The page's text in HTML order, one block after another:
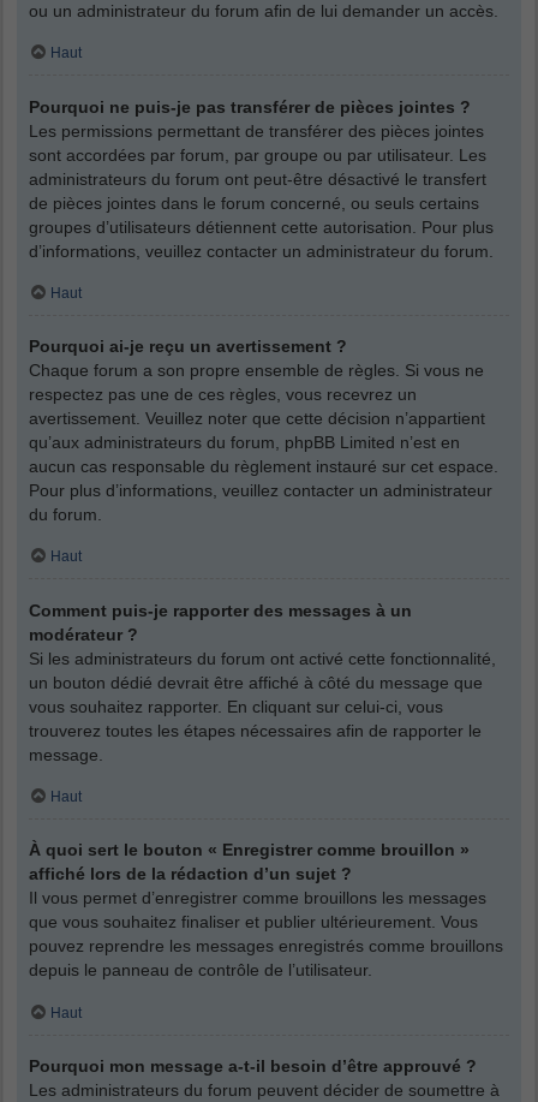
ou un administrateur du forum afin de lui demander un accès.
Haut
Pourquoi ne puis-je pas transférer de pièces jointes ?
Les permissions permettant de transférer des pièces jointes
sont accordées par forum, par groupe ou par utilisateur. Les
administrateurs du forum ont peut-être désactivé le transfert
de pièces jointes dans le forum concerné, ou seuls certains
groupes d’utilisateurs détiennent cette autorisation. Pour plus
d’informations, veuillez contacter un administrateur du forum.
Haut
Pourquoi ai-je reçu un avertissement ?
Chaque forum a son propre ensemble de règles. Si vous ne
respectez pas une de ces règles, vous recevrez un
avertissement. Veuillez noter que cette décision n’appartient
qu’aux administrateurs du forum, phpBB Limited n’est en
aucun cas responsable du règlement instauré sur cet espace.
Pour plus d’informations, veuillez contacter un administrateur
du forum.
Haut
Comment puis-je rapporter des messages à un
modérateur ?
Si les administrateurs du forum ont activé cette fonctionnalité,
un bouton dédié devrait être affiché à côté du message que
vous souhaitez rapporter. En cliquant sur celui-ci, vous
trouverez toutes les étapes nécessaires afin de rapporter le
message.
Haut
À quoi sert le bouton « Enregistrer comme brouillon »
affiché lors de la rédaction d’un sujet ?
Il vous permet d’enregistrer comme brouillons les messages
que vous souhaitez finaliser et publier ultérieurement. Vous
pouvez reprendre les messages enregistrés comme brouillons
depuis le panneau de contrôle de l’utilisateur.
Haut
Pourquoi mon message a-t-il besoin d’être approuvé ?
Les administrateurs du forum peuvent décider de soumettre à